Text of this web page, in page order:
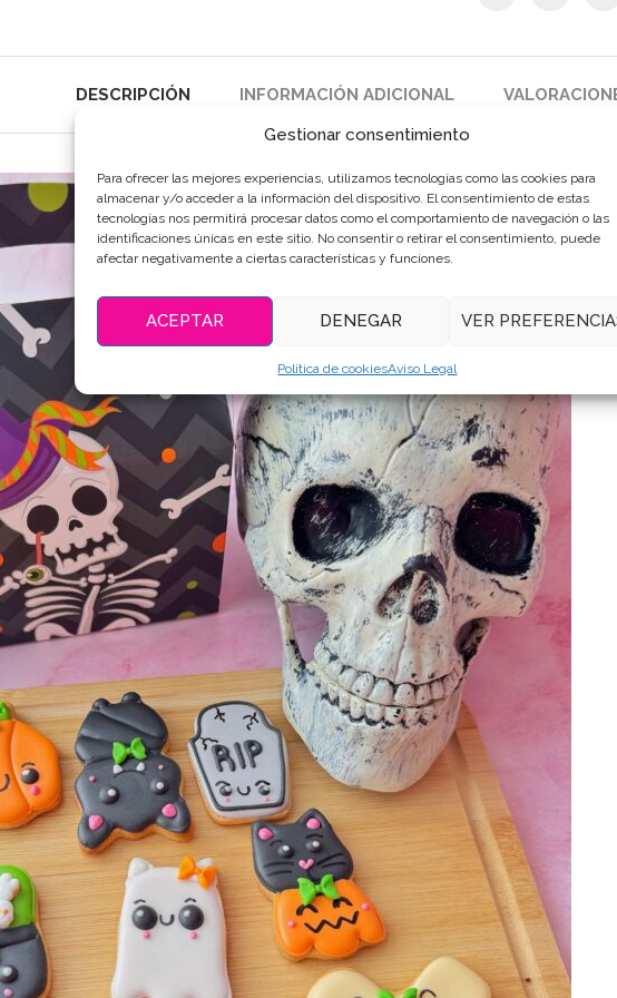
Gestionar consentimiento
Para ofrecer las mejores experiencias, utilizamos tecnologías como las cookies para
almacenar y/o acceder a la información del dispositivo. El consentimiento de estas
tecnologías nos permitirá procesar datos como el comportamiento de navegación o las
identificaciones únicas en este sitio. No consentir o retirar el consentimiento, puede
afectar negativamente a ciertas características y funciones.
ACEPTAR DENEGAR VER
Política de cookiesAviso Legal
DESCRIPCIÓN INFORMACIÓN ADICIONAL